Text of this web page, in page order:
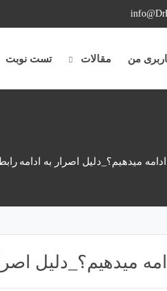
من مقالات تست نوبت
میدهیم؟_دلیل اصرار به ادامه
میدهیم؟_دلیل